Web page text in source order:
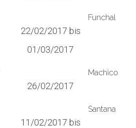
22/02/2017 bis
01/03/2017
Funchal
26/02/2017
Machico
11/02/2017 bis
Santana